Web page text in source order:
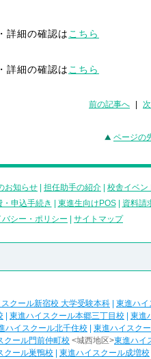
細の確認は こちら
細の確認は こちら
前の記事へ
ページの
お知らせ 担任助手の紹介 校舎イベン
・申込手続き 東進生向けPOS| 資料請
バシー・ポリシー サイトマップ
クール新宿校 大学受験本科 東進ハイ
東進ハイスクール本郷三丁目校
東進
ハイスクール北千住校 東進ハイスク
クール門前仲町校 <城西地区>東進ハイ
クール巣鴨校 東進ハイスクール成増校